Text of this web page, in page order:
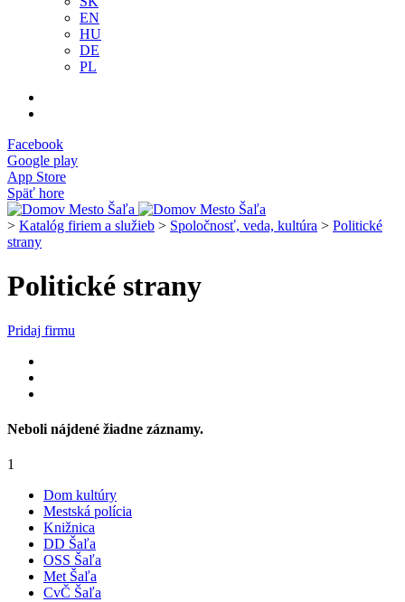
EN
HU
DE
PL
Facebook
Google play
App Store
Späť hore
> Katalóg firiem a služieb > Spoločnosť, veda, kultúra > Politické
strany
Politické strany
Pridaj firmu
Neboli nájdené žiadne záznamy.
1
Dom kultúry
Mestská polícia
Knižnica
DD Šaľa
OSS Šaľa
Met Šaľa
CvČ Šaľa